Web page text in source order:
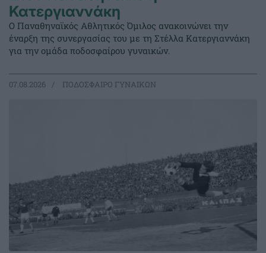
Κατεργιαννάκη
Ο Παναθηναϊκός Αθλητικός Όμιλος ανακοινώνει την
έναρξη της συνεργασίας του με τη Στέλλα Κατεργιαννάκη
για την ομάδα ποδοσφαίρου γυναικών.
07.08.2026 ΠΟΔΟΣΦΑΙΡΟ ΓΥΝΑΙΚΩΝ